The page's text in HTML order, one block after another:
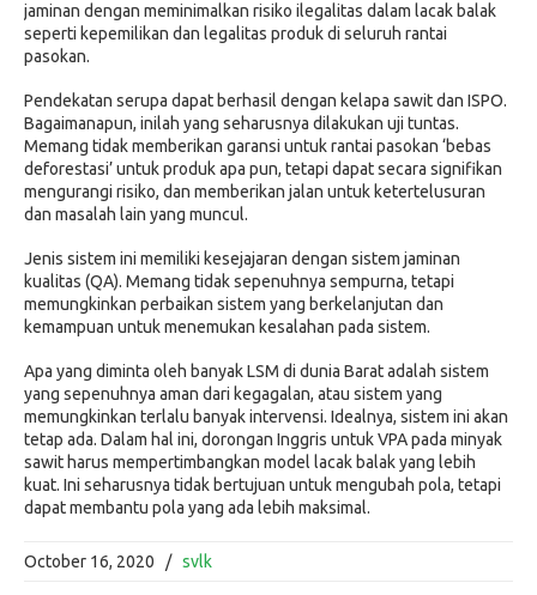
jaminan dengan meminimalkan risiko ilegalitas dalam lacak balak
seperti kepemilikan dan legalitas produk di seluruh rantai
pasokan.
Pendekatan serupa dapat berhasil dengan kelapa sawit dan ISPO.
Bagaimanapun, inilah yang seharusnya dilakukan uji tuntas.
Memang tidak memberikan garansi untuk rantai pasokan ‘bebas
deforestasi’ untuk produk apa pun, tetapi dapat secara signifikan
mengurangi risiko, dan memberikan jalan untuk ketertelusuran
dan masalah lain yang muncul.
Jenis sistem ini memiliki kesejajaran dengan sistem jaminan
kualitas (QA). Memang tidak sepenuhnya sempurna, tetapi
memungkinkan perbaikan sistem yang berkelanjutan dan
kemampuan untuk menemukan kesalahan pada sistem.
Apa yang diminta oleh banyak LSM di dunia Barat adalah sistem
yang sepenuhnya aman dari kegagalan, atau sistem yang
memungkinkan terlalu banyak intervensi. Idealnya, sistem ini akan
tetap ada. Dalam hal ini, dorongan Inggris untuk VPA pada minyak
sawit harus mempertimbangkan model lacak balak yang lebih
kuat. Ini seharusnya tidak bertujuan untuk mengubah pola, tetapi
dapat membantu pola yang ada lebih maksimal.
October 16, 2020 / svlk